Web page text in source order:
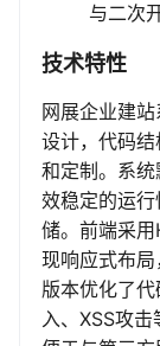
与二次
技术特性
网展企业建
设计，代码
和定制。系
效稳定的运
储。前端采
现响应式布
版本优化了
入、XSS攻击